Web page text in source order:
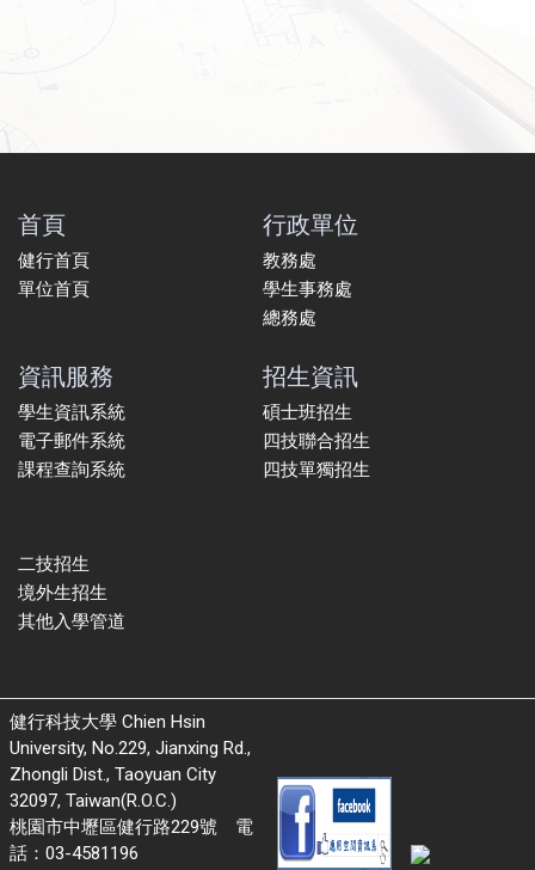
首頁
健行首頁
單位首頁
行政單位
教務處
學生事務處
總務處
資訊服務
學生資訊系統
電子郵件系統
課程查詢系統
招生資訊
碩士班招生
四技聯合招生
四技單獨招生
二技招生
境外生招生
其他入學管道
健行科技大學 Chien Hsin
University, No.229, Jianxing Rd.,
Zhongli Dist., Taoyuan City
32097, Taiwan(R.O.C.)
桃園市中壢區健行路229號 電
話：03-4581196